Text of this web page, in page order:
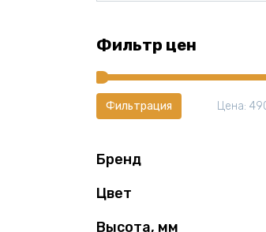
Фильтр цен
Фильтрация Цена:
Бренд
Цвет
Высота, мм